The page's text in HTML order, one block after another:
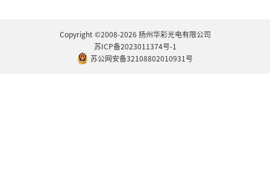
Copyright ©2008-2026 扬州华彩光电有限公司
苏ICP备2023011374号-1
苏公网安备32108802010931号